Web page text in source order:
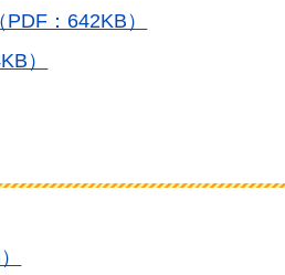
：642KB）
）